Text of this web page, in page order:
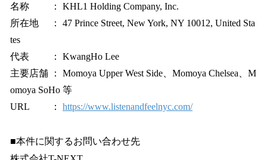
名称 ： KHL1 Holding Company, Inc.
所在地 ： 47 Prince Street, New York, NY 10012, United Sta
tes
代表 ： KwangHo Lee
主要店舗 ： Momoya Upper West Side、Momoya Chelsea、M
omoya SoHo 等
URL ： https://www.listenandfeelnyc.com/
■本件に関するお問い合わせ先